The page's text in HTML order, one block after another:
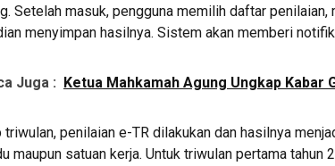
Setelah masuk, pengguna memilih daftar
menyimpan hasilnya. Sistem akan memberi
Juga : Ketua Mahkamah Agung Ungkap
triwulan, penilaian e-TR dilakukan dan hasilnya
maupun satuan kerja. Untuk triwulan pertama